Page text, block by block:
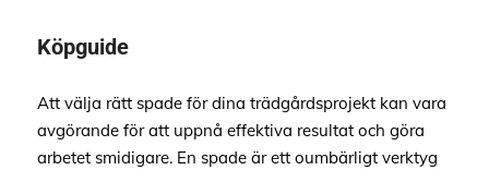
Köpguide
Att välja rätt spade för dina trädgårdsprojekt kan vara
avgörande för att uppnå effektiva resultat och göra
arbetet smidigare. En spade är ett oumbärligt verktyg